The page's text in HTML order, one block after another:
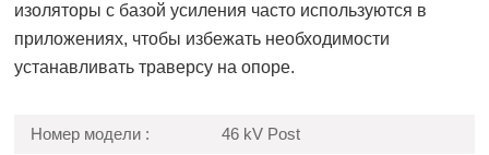
изоляторы с базой усиления часто используются в
приложениях, чтобы избежать необходимости
устанавливать траверсу на опоре.
Номер модели : 46 kV Post